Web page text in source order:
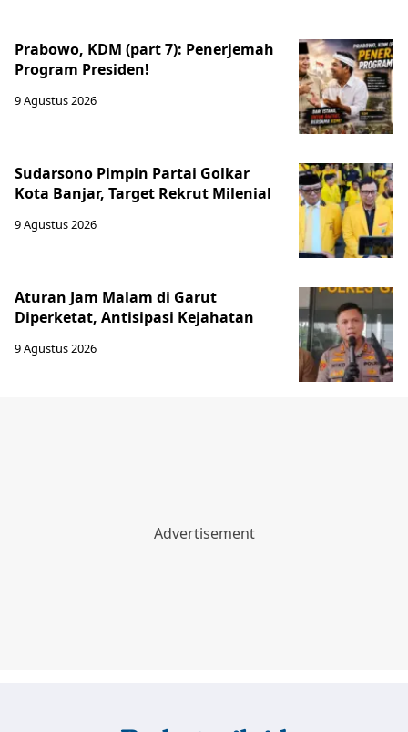
Prabowo, KDM (part 7): Penerjemah
Program Presiden!
9 Agustus 2026
Sudarsono Pimpin Partai Golkar
Kota Banjar, Target Rekrut Milenial
9 Agustus 2026
Aturan Jam Malam di Garut
Diperketat, Antisipasi Kejahatan
9 Agustus 2026